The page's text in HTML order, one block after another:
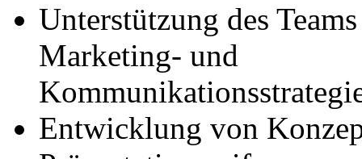
Unterstützung des
Marketing- und
Entwicklung von